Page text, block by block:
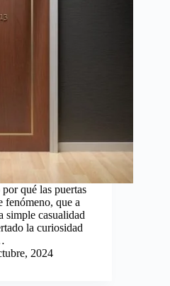
qué las puertas
fenómeno, que a
simple casualidad
la curiosidad
2024